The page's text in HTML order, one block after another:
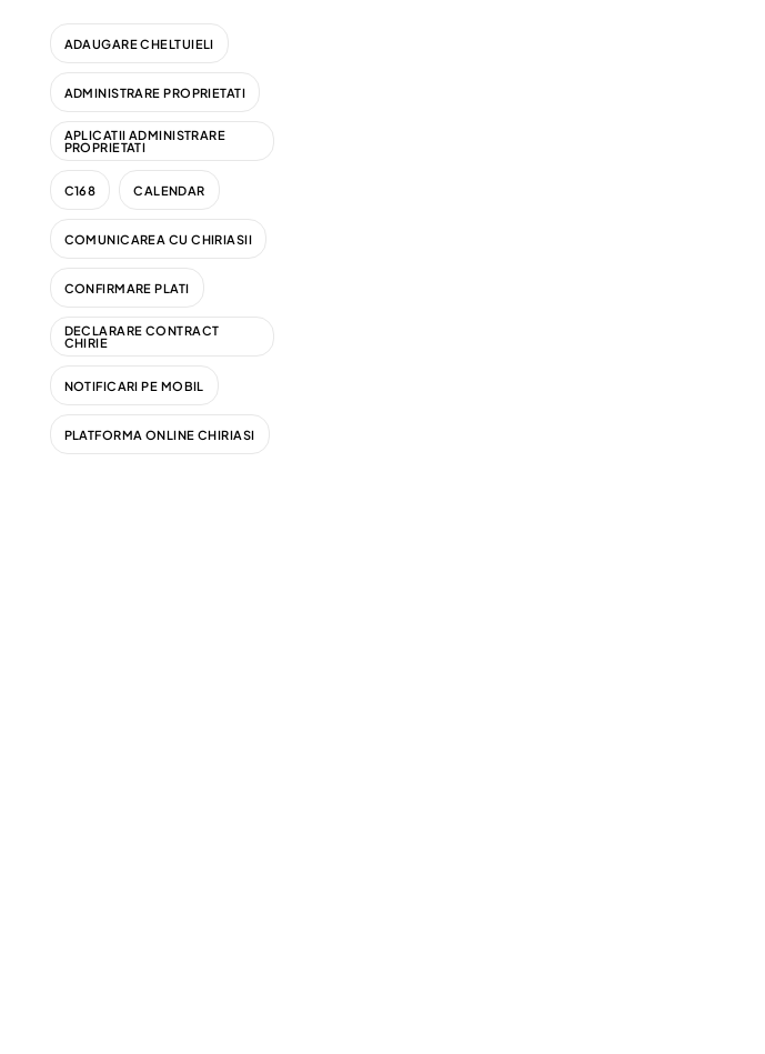
ADAUGARE CHELTUIELI
ADMINISTRARE PROPRIETATI
APLICATII ADMINISTRARE
PROPRIETATI
C168 CALENDAR
COMUNICAREA CU CHIRIASII
CONFIRMARE PLATI
DECLARARE CONTRACT
CHIRIE
NOTIFICARI PE MOBIL
PLATFORMA ONLINE CHIRIASI